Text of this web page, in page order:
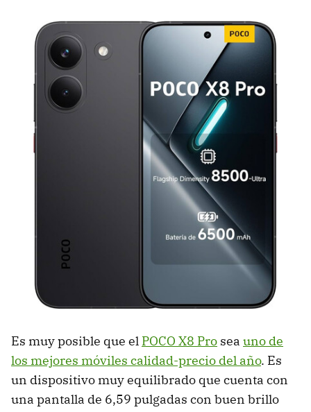
Es muy posible que el POCO X8 Pro sea uno de
los mejores móviles calidad-precio del año. Es
un dispositivo muy equilibrado que cuenta con
una pantalla de 6,59 pulgadas con buen brillo